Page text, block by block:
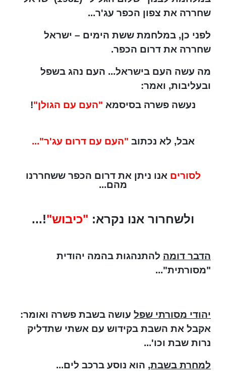
שחררה את צפון הכפר עג'ר...
לפני כן, במלחמת ששת הימים – ישראל
שחררה את דרום הכפר.
מה עשה העם בישראל... העם נהג בשפל
ובעליבות, ואמר:
נעשה פשרה בסיסמא "העם עם הגולן"!
אבל, לא נכתוב "העם עם דרום עג'ר"...
לסורים אנו ניתן את דרום הכפר ששחררנו
מהם...
ולשחרור אנו נקרא: "כיבוש"!...
הדבר דומה להתנהגות בהמה יהודית
"מסורתית"...
יהודי מסורתי שפל עושה בשבת פשרה ואומר:
אקבל את השבת בקידוש עם אשתי שתדליק
נרות שבת וכו'...
למחרת בשבת, הוא נוסע ברכב לים...